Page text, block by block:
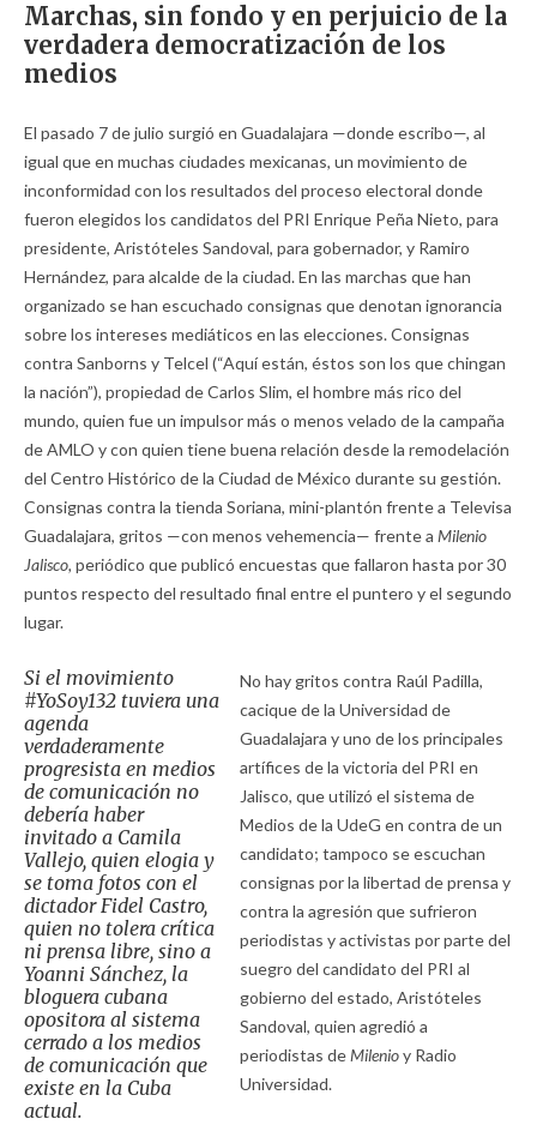
Marchas, sin fondo y en perjuicio de la
verdadera democratización de los
medios
El pasado 7 de julio surgió en Guadalajara —donde escribo—, al
igual que en muchas ciudades mexicanas, un movimiento de
inconformidad con los resultados del proceso electoral donde
fueron elegidos los candidatos del PRI Enrique Peña Nieto, para
presidente, Aristóteles Sandoval, para gobernador, y Ramiro
Hernández, para alcalde de la ciudad. En las marchas que han
organizado se han escuchado consignas que denotan ignorancia
sobre los intereses mediáticos en las elecciones. Consignas
contra Sanborns y Telcel (“Aquí están, éstos son los que chingan
la nación”), propiedad de Carlos Slim, el hombre más rico del
mundo, quien fue un impulsor más o menos velado de la campaña
de AMLO y con quien tiene buena relación desde la remodelación
del Centro Histórico de la Ciudad de México durante su gestión.
Consignas contra la tienda Soriana, mini-plantón frente a Televisa
Guadalajara, gritos —con menos vehemencia— frente a Milenio
Jalisco, periódico que publicó encuestas que fallaron hasta por 30
puntos respecto del resultado final entre el puntero y el segundo
lugar.
Si el movimiento
#YoSoy132 tuviera una
agenda
verdaderamente
progresista en medios
de comunicación no
debería haber
invitado a Camila
Vallejo, quien elogia y
se toma fotos con el
dictador Fidel Castro,
quien no tolera crítica
ni prensa libre, sino a
Yoanni Sánchez, la
bloguera cubana
opositora al sistema
cerrado a los medios
de comunicación que
existe en la Cuba
actual.
No hay gritos contra Raúl Padilla,
cacique de la Universidad de
Guadalajara y uno de los principales
artífices de la victoria del PRI en
Jalisco, que utilizó el sistema de
Medios de la UdeG en contra de un
candidato; tampoco se escuchan
consignas por la libertad de prensa y
contra la agresión que sufrieron
periodistas y activistas por parte del
suegro del candidato del PRI al
gobierno del estado, Aristóteles
Sandoval, quien agredió a
periodistas deMilenioy Radio
Universidad.